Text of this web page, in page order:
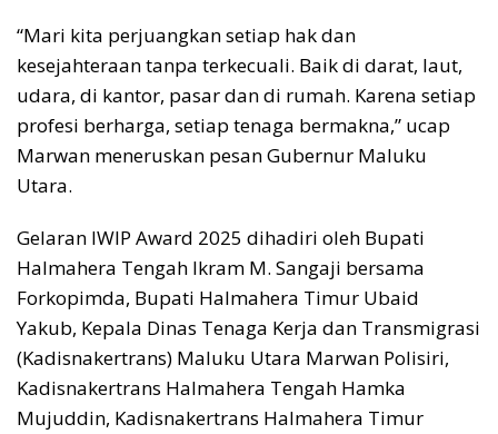
“Mari kita perjuangkan setiap hak dan
kesejahteraan tanpa terkecuali. Baik di darat, laut,
udara, di kantor, pasar dan di rumah. Karena setiap
profesi berharga, setiap tenaga bermakna,” ucap
Marwan meneruskan pesan Gubernur Maluku
Utara.
Gelaran IWIP Award 2025 dihadiri oleh Bupati
Halmahera Tengah Ikram M. Sangaji bersama
Forkopimda, Bupati Halmahera Timur Ubaid
Yakub, Kepala Dinas Tenaga Kerja dan Transmigrasi
(Kadisnakertrans) Maluku Utara Marwan Polisiri,
Kadisnakertrans Halmahera Tengah Hamka
Mujuddin, Kadisnakertrans Halmahera Timur